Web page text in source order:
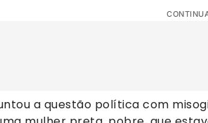
a questão política com